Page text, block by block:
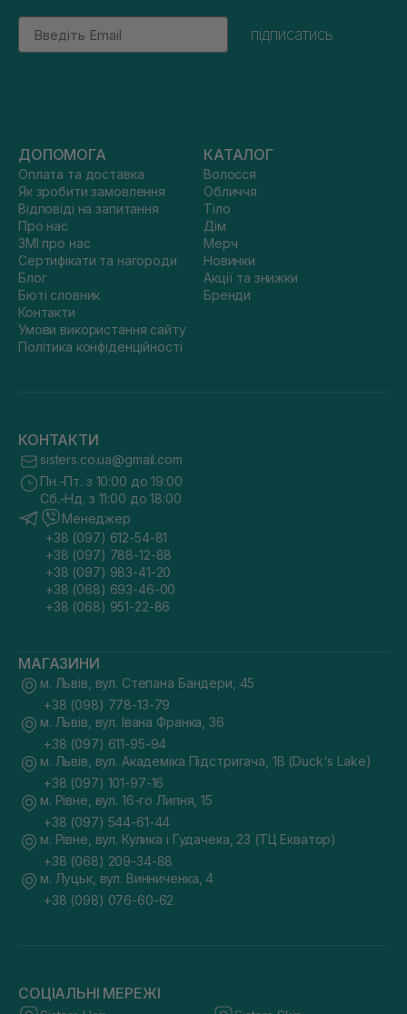
Email
підписатись
ДОПОМОГА
Оплата та доставка
Як зробити замовлення
Відповіді на запитання
Про нас
ЗМІ про нас
Сертифікати та нагороди
Блог
Бюті словник
Контакти
Умови використання сайту
Політика конфіденційності
КАТАЛОГ
Волосся
Обличчя
Тіло
Дім
Мерч
Новинки
Акції та знижки
Бренди
КОНТАКТИ
sisters.co.ua@gmail.com
Пн.-Пт. з 10:00 до 19:00
Сб.-Нд. з 11:00 до 18:00
Менеджер
+38 (097) 612-54-81
+38 (097) 788-12-88
+38 (097) 983-41-20
+38 (068) 693-46-00
+38 (068) 951-22-86
МАГАЗИНИ
м. Львів, вул. Степана Бандери, 45
+38 (098) 778-13-79
м. Львів, вул. Івана Франка, 36
+38 (097) 611-95-94
м. Львів, вул. Академіка Підстригача, 1В (Duck's Lake)
+38 (097) 101-97-16
м. Рівне, вул. 16-го Липня, 15
+38 (097) 544-61-44
м. Рівне, вул. Кулика і Гудачека, 23 (ТЦ Екватор)
+38 (068) 209-34-88
м. Луцьк, вул. Винниченка, 4
+38 (098) 076-60-62
СОЦІАЛЬНІ МЕРЕЖІ